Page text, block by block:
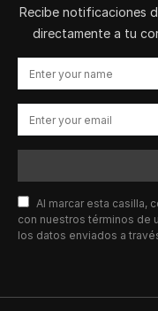
Recibe notificaciones
directamente a tu
Al marcar esta casilla,
con nuestros términos de
los datos enviados a